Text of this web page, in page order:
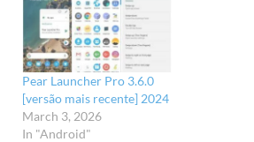
Pear Launcher Pro 3.6.0
[versão mais recente] 2024
March 3, 2026
In "Android"